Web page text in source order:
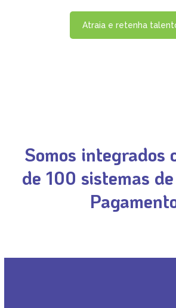
Atraia e retenha
Somos integrados
de 100 sistemas